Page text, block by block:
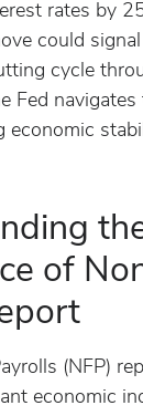
rates by
could
cycle
Fed navigates
economic
of
(NFP)
economic